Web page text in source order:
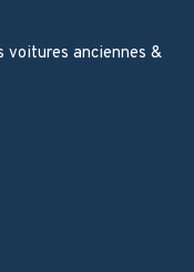
voitures anciennes &